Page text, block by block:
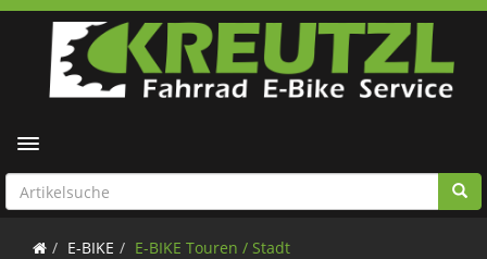
Toggle navigation
E-BIKE E-BIKE Touren / Stadt